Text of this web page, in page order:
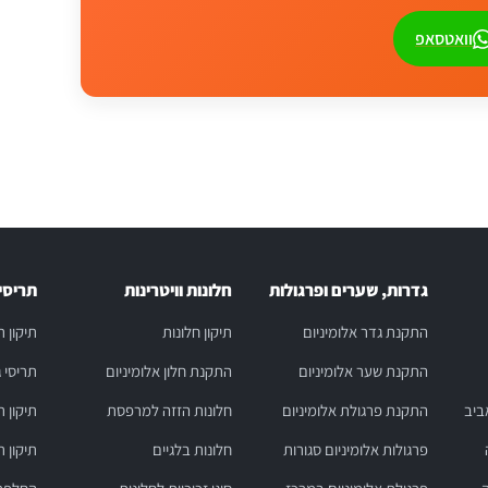
וואטסאפ
גדרות, שערים ופרגולות
התקנת גדר אלומיניום
התקנת שער אלומיניום
התקנת פרגולת אלומיניום
פרגולות אלומיניום סגורות
חלונות וויטרינות
תיקון חלונות
התקנת חלון אלומיניום
חלונות הזזה למרפסת
חלונות בלגיים
תיקון
תיקון